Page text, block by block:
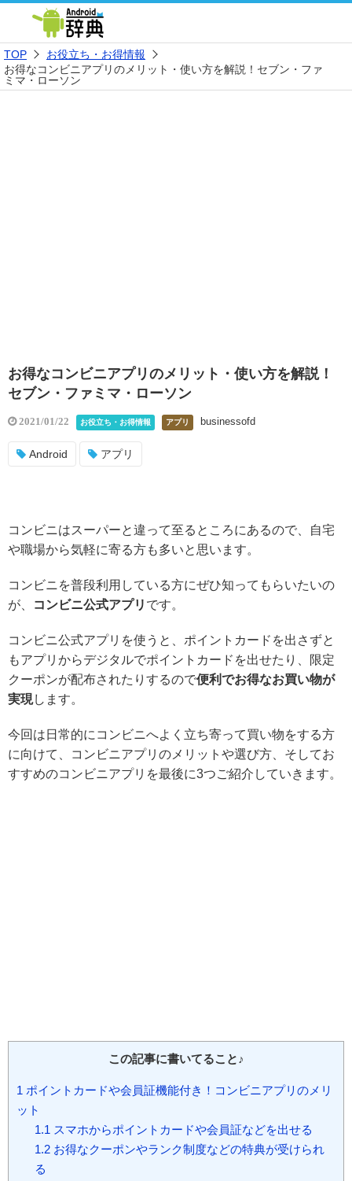
TOP
お役立ち・お得情報
お得なコンビニアプリのメリット・使い方を解説！セブン・ファ
ミマ・ローソン
お得なコンビニアプリのメリット・使い方を解説！
セブン・ファミマ・ローソン
2021/01/22 お役立ち・お得情報 アプリ businessofd
Android アプリ
コンビニはスーパーと違って至るところにあるので、自宅
や職場から気軽に寄る方も多いと思います。
コンビニを普段利用している方にぜひ知ってもらいたいの
が、
コンビニ公式アプリ です。
コンビニ公式アプリを使うと、ポイントカードを出さずと
もアプリからデジタルでポイントカードを出せたり、限定
クーポンが配布されたりするので便利でお得なお買い物が
実現します。
今回は 日常的にコンビニへよく立ち寄って買い物をする方
に向けて、コンビニアプリのメリットや選び方、そしてお
すすめのコンビニアプリを最後に3つご紹介 していきます。
この記事に書いてること♪
1 ポイントカードや会員証機能付き！コンビニアプリのメリ
ット
1.1 スマホからポイントカードや会員証などを出せる
1.2お得なクーポンやランク制度などの特典が受けられ
る